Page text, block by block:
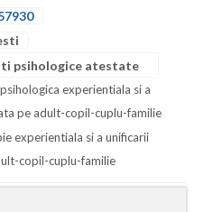
psihologice atestate
experientiala si a
pe adult-copil-cuplu-familie
experientiala si a unificarii
copil-cuplu-familie